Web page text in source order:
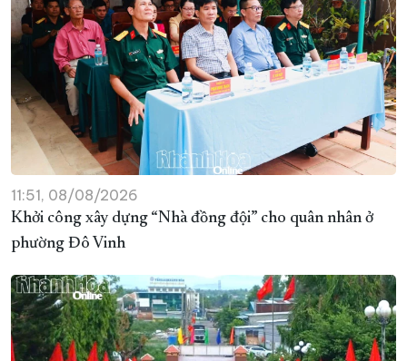
11:51, 08/08/2026
Khởi công xây dựng “Nhà đồng đội” cho quân nhân ở
phường Đô Vinh